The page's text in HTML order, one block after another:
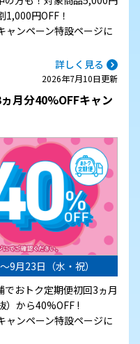
1,000円OFF！
ンペーン特設ページに
詳しく見る
2026年7月10日更新
月分40%OFFキャン
9月23日（水・祝）
でおトク定期便初回3ヵ月
）から40%OFF !
ンペーン特設ページに